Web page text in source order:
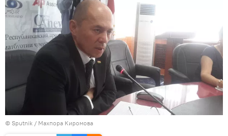
© Sputnik / Махпора Киромова